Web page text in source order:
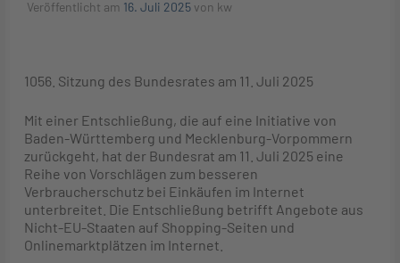
Veröffentlicht am 16. Juli 2025von kw
1056. Sitzung des Bundesrates am 11. Juli 2025
Mit einer Entschließung, die auf eine Initiative von
Baden-Württemberg und Mecklenburg-Vorpommern
zurückgeht, hat der Bundesrat am 11. Juli 2025 eine
Reihe von Vorschlägen zum besseren
Verbraucherschutz bei Einkäufen im Internet
unterbreitet. Die Entschließung betrifft Angebote aus
Nicht-EU-Staaten auf Shopping-Seiten und
Onlinemarktplätzen im Internet.